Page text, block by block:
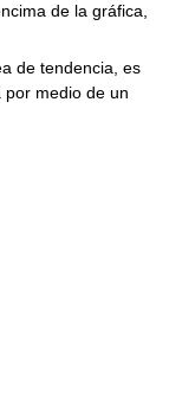
de la gráfica,
de tendencia, es
por medio de un